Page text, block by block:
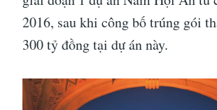
2016, sau khi công bố trúng gói
300 tỷ đồng tại dự án này.